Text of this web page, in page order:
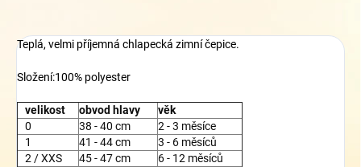
Teplá, velmi příjemná chlapecká zimní čepice.
Složení:100% polyester
velikost obvod hlavy
věk
0
38 - 40 cm
2 - 3 měsíce
1
41 - 44 cm
3 - 6 měsíců
2 / XXS
45 - 47 cm
6 - 12 měsíců